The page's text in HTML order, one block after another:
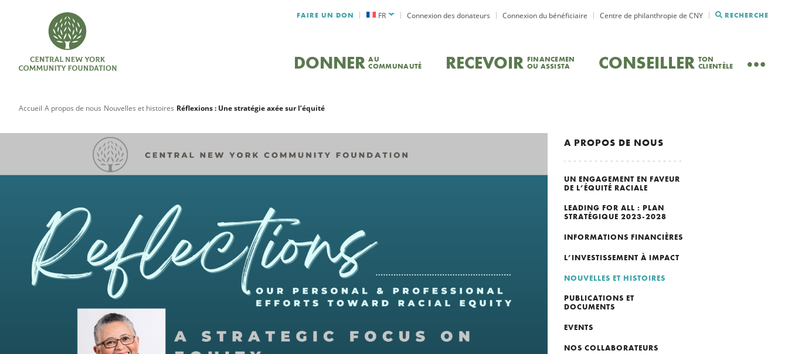
FAIRE UN DON FR Connexion des donateurs Connexion du bénéficiaire Centre de philanthropie de CNY RECHERCHE
DONNER AU
COMMUNAUTÉ RECEVOIR FINANCEMEN
OU ASSISTA CONSEILLER TON
CLIENTÈLE
Accueil A propos de nous Nouvelles et histoires Réflexions : Une stratégie axée sur l’équité
A PROPOS DE NOUS
UN ENGAGEMENT EN FAVEUR
DE L’ÉQUITÉ RACIALE
LEADING FOR ALL : PLAN
STRATÉGIQUE 2023-2028
INFORMATIONS FINANCIÈRES
L’INVESTISSEMENT À IMPACT
NOUVELLES ET HISTOIRES
PUBLICATIONS ET
DOCUMENTS
EVENTS
NOS COLLABORATEURS